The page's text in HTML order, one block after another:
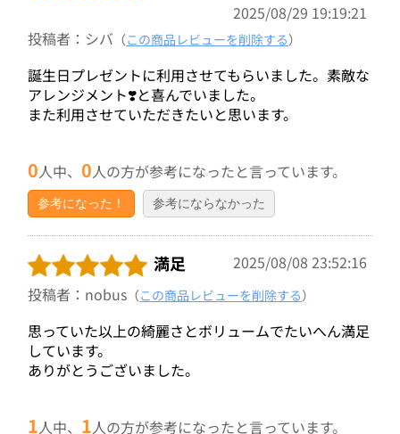
2025/08/29 19:19:21
投稿者：シバ （この商品レビューを削除する）
誕生日プレゼントに利用させてもらいました。素敵な
アレンジメント❣️と喜んでいました。
また利用させていただきたいと思います。
0人中、0人の方が参考になったと言っています。
参考になった！ 参考にならなかった
満足
2025/08/08 23:52:16
投稿者：nobus （この商品レビューを削除する）
思っていた以上の綺麗さとボリュームでたいへん満足
しています。
ありがとうございました。
1人中、 1人の方が参考になったと言っています。